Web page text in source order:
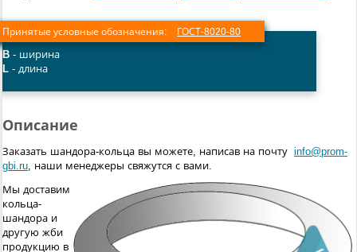
Принятые условные обозначения: ГОСТ-8020-80
B - ширина
L - длина
Описание
Заказать шандора-кольца вы можете, написав на почту info@prom-
gbi.ru, наши менеджеры свяжутся с вами.
Мы доставим
кольца-
шандора и
другую жби
продукцию в